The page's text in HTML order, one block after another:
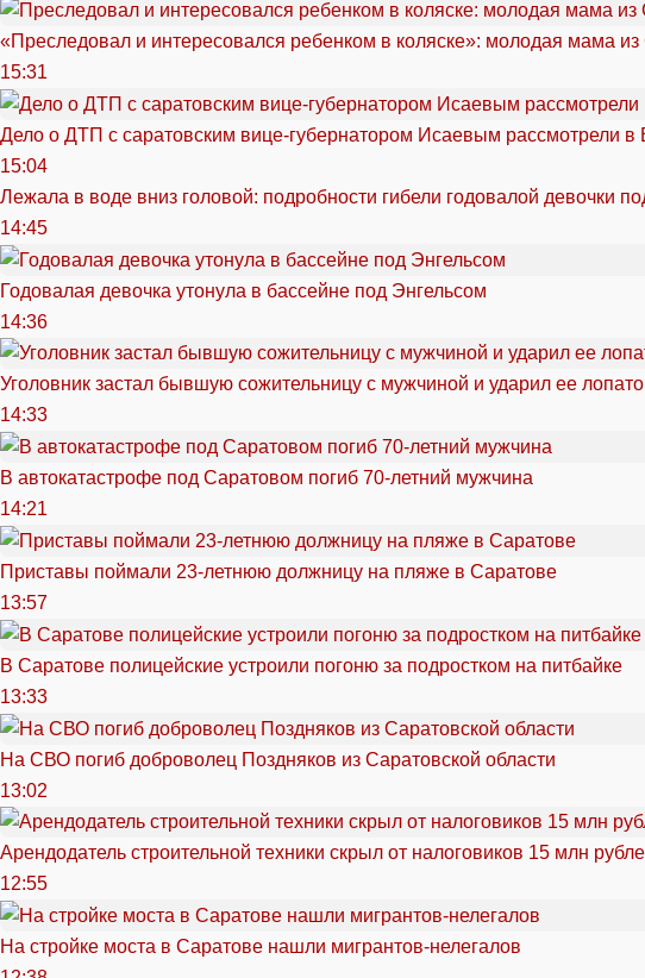
«Преследовал и интересовался ребенком в коляске»: молодая мама
15:31
Дело о ДТП с саратовским вице-губернатором Исаевым рассмотрели в
15:04
Лежала в воде вниз головой: подробности гибели годовалой девочки
14:45
Годовалая девочка утонула в бассейне под Энгельсом
14:36
Уголовник застал бывшую сожительницу с мужчиной и ударил ее
14:33
В автокатастрофе под Саратовом погиб 70-летний мужчина
14:21
Приставы поймали 23-летнюю должницу на пляже в Саратове
13:57
В Саратове полицейские устроили погоню за подростком на питбайке
13:33
На СВО погиб доброволец Поздняков из Саратовской области
13:02
Арендодатель строительной техники скрыл от налоговиков 15 млн
12:55
На стройке моста в Саратове нашли мигрантов-нелегалов